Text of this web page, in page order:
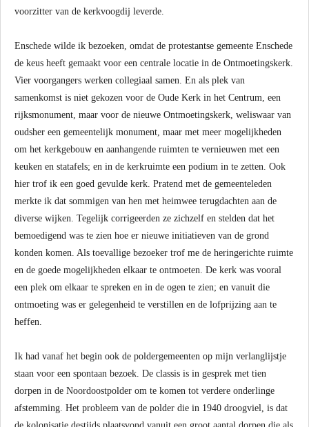
voorzitter van de kerkvoogdij leverde.
Enschede wilde ik bezoeken, omdat de protestantse gemeente Enschede
de keus heeft gemaakt voor een centrale locatie in de Ontmoetingskerk.
Vier voorgangers werken collegiaal samen. En als plek van
samenkomst is niet gekozen voor de Oude Kerk in het Centrum, een
rijksmonument, maar voor de nieuwe Ontmoetingskerk, weliswaar van
oudsher een gemeentelijk monument, maar met meer mogelijkheden
om het kerkgebouw en aanhangende ruimten te vernieuwen met een
keuken en statafels; en in de kerkruimte een podium in te zetten. Ook
hier trof ik een goed gevulde kerk. Pratend met de gemeenteleden
merkte ik dat sommigen van hen met heimwee terugdachten aan de
diverse wijken. Tegelijk corrigeerden ze zichzelf en stelden dat het
bemoedigend was te zien hoe er nieuwe initiatieven van de grond
konden komen. Als toevallige bezoeker trof me de heringerichte ruimte
en de goede mogelijkheden elkaar te ontmoeten. De kerk was vooral
een plek om elkaar te spreken en in de ogen te zien; en vanuit die
ontmoeting was er gelegenheid te verstillen en de lofprijzing aan te
heffen.
Ik had vanaf het begin ook de poldergemeenten op mijn verlanglijstje
staan voor een spontaan bezoek. De classis is in gesprek met tien
dorpen in de Noordoostpolder om te komen tot verdere onderlinge
afstemming. Het probleem van de polder die in 1940 droogviel, is dat
de kolonisatie destijds plaatsvond vanuit een groot aantal dorpen die als